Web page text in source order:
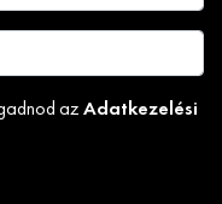
az Adatkezelési